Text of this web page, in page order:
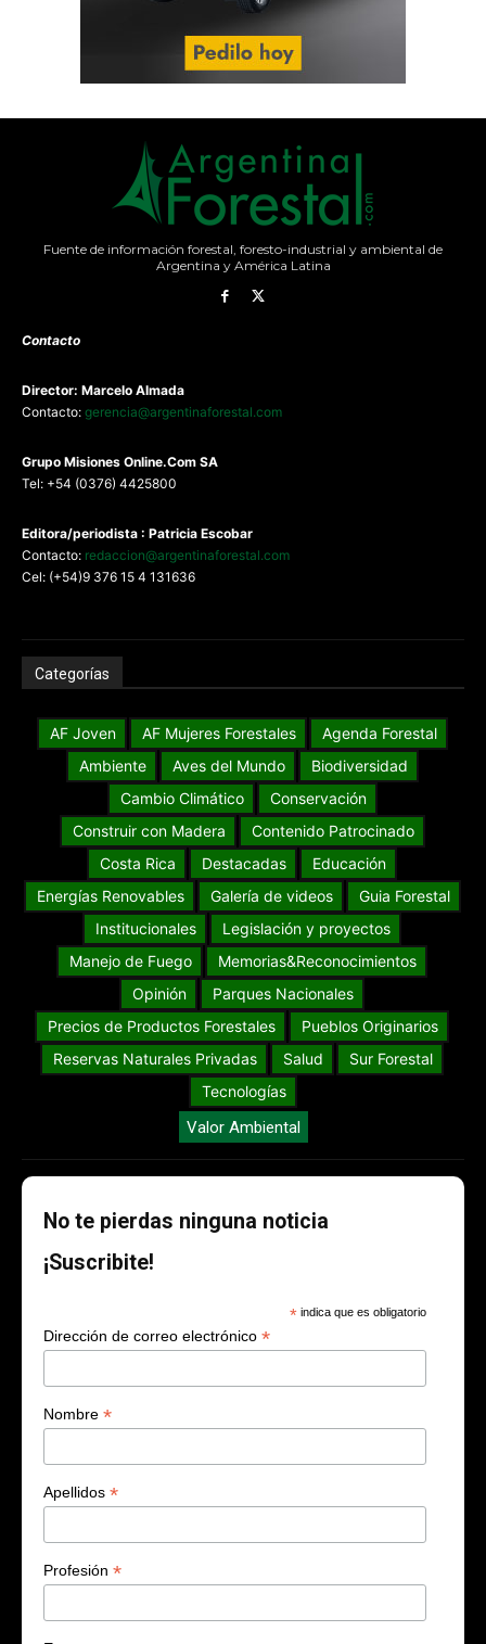
Fuente de información forestal, foresto-industrial y ambiental de
Argentina y América Latina
Contacto
Director: Marcelo Almada
Contacto: gerencia@argentinaforestal.com
Grupo Misiones Online.Com SA
Tel: +54 (0376) 4425800
Editora/periodista : Patricia Escobar
Contacto: redaccion@argentinaforestal.com
Cel: (+54)9 376 15 4 131636
Categorías
AF Joven AF Mujeres Forestales
Agenda Forestal
Ambiente
Aves del Mundo
Biodiversidad
Cambio Climático
Conservación
Construir con Madera
Contenido Patrocinado
Costa Rica
Destacadas
Educación
Energías Renovables
Galería de videos
Guia Forestal
Institucionales
Legislación y proyectos
Manejo de Fuego
Memorias&Reconocimientos
Opinión
Parques Nacionales
Precios de Productos Forestales
Pueblos Originarios
Reservas Naturales Privadas
Salud
Sur Forestal
Tecnologías
Valor Ambiental
No te pierdas ninguna noticia
¡Suscribite!
* indica que es obligatorio
Dirección de correo electrónico *
Nombre *
Apellidos *
Profesión *